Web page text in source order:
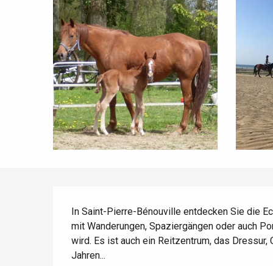
Die gesamte Agenda
Frühling
Wenn es regnet
Mit den Kindern
Unter Freunden
Trendige Orte
Bester Brunch
Restaurants mit
Aussicht
Aufenthalte am Meer
Aufenthalte mit dem
Zug
Fahrradaufenthalte
In Saint-Pierre-Bénouville entdecken Sie die
mit Wanderungen, Spaziergängen oder auch
wird. Es ist auch ein Reitzentrum, das
Jahren...